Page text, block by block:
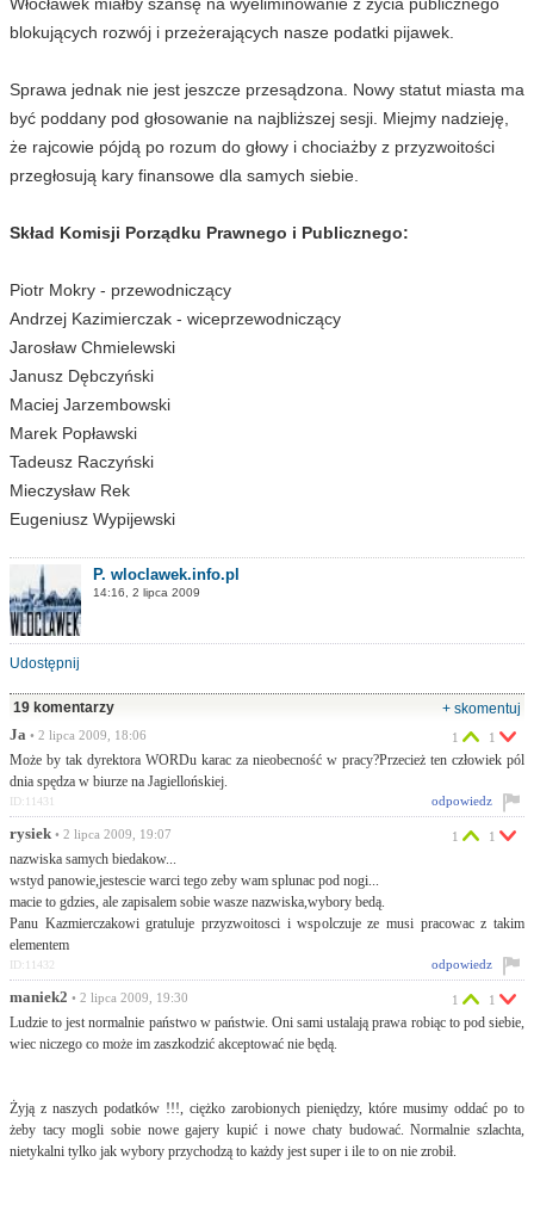
blokujących rozwój i przeżerających nasze podatki pijawek.
Sprawa jednak nie jest jeszcze przesądzona. Nowy statut miasta ma
być poddany pod głosowanie na najbliższej sesji. Miejmy nadzieję,
że rajcowie pójdą po rozum do głowy i chociażby z przyzwoitości
przegłosują kary finansowe dla samych siebie.
Skład Komisji Porządku Prawnego i Publicznego:
Piotr Mokry - przewodniczący
Andrzej Kazimierczak - wiceprzewodniczący
Jarosław Chmielewski
Janusz Dębczyński
Maciej Jarzembowski
Marek Popławski
Tadeusz Raczyński
Mieczysław Rek
Eugeniusz Wypijewski
P. wloclawek.info.pl
14:16, 2 lipca 2009
Udostępnij
19 komentarzy
+ skomentuj
Ja • 2 lipca 2009, 18:06
Może by tak dyrektora WORDu karac za nieobecność w pracy?Przecież ten człowiek pól
dnia spędza w biurze na Jagiellońskiej.
1 1
odpowiedz
ID:11431
rysiek • 2 lipca 2009, 19:07
nazwiska samych biedakow...
wstyd panowie,jestescie warci tego zeby wam splunac pod nogi...
macie to gdzies, ale zapisalem sobie wasze nazwiska,wybory bedą.
Panu Kazmierczakowi gratuluje przyzwoitosci i wspolczuje ze musi pracowac z takim
elementem
1 1
odpowiedz
ID:11432
maniek2 • 2 lipca 2009, 19:30
Ludzie to jest normalnie państwo w państwie. Oni sami ustalają prawa robiąc to pod siebie,
wiec niczego co może im zaszkodzić akceptować nie będą.
Żyją z naszych podatków !!!, ciężko zarobionych pieniędzy, które musimy oddać po to
żeby tacy mogli sobie nowe gajery kupić i nowe chaty budować. Normalnie szlachta,
nietykalni tylko jak wybory przychodzą to każdy jest super i ile to on nie zrobił.
1 1